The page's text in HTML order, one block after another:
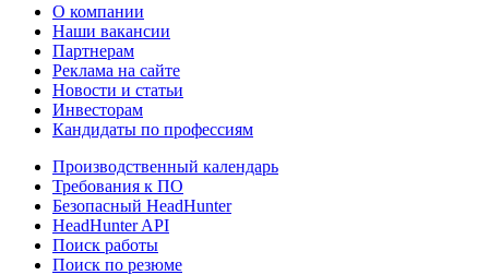
О компании
Наши вакансии
Партнерам
Реклама на сайте
Новости и статьи
Инвесторам
Кандидаты по профессиям
Производственный календарь
Требования к ПО
Безопасный HeadHunter
HeadHunter API
Поиск работы
Поиск по резюме